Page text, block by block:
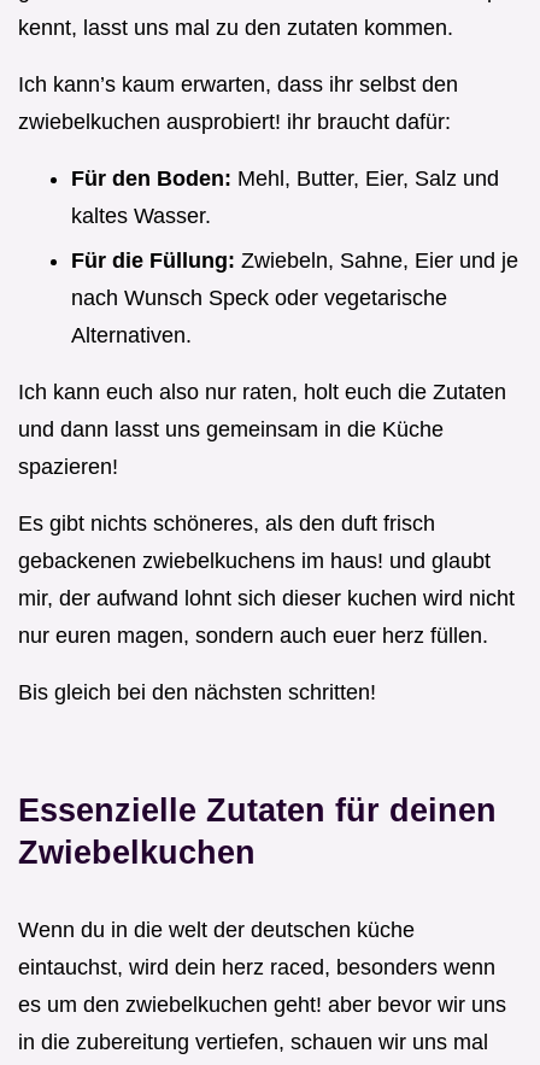
kennt, lasst uns mal zu den zutaten kommen.
Ich kann’s kaum erwarten, dass ihr selbst den
zwiebelkuchen ausprobiert! ihr braucht dafür:
Für den Boden: Mehl, Butter, Eier, Salz und
kaltes Wasser.
Für die Füllung: Zwiebeln, Sahne, Eier und je
nach Wunsch Speck oder vegetarische
Alternativen.
Ich kann euch also nur raten, holt euch die Zutaten
und dann lasst uns gemeinsam in die Küche
spazieren!
Es gibt nichts schöneres, als den duft frisch
gebackenen zwiebelkuchens im haus! und glaubt
mir, der aufwand lohnt sich dieser kuchen wird nicht
nur euren magen, sondern auch euer herz füllen.
Bis gleich bei den nächsten schritten!
Essenzielle Zutaten für deinen
Zwiebelkuchen
Wenn du in die welt der deutschen küche
eintauchst, wird dein herz raced, besonders wenn
es um den zwiebelkuchen geht! aber bevor wir uns
in die zubereitung vertiefen, schauen wir uns mal